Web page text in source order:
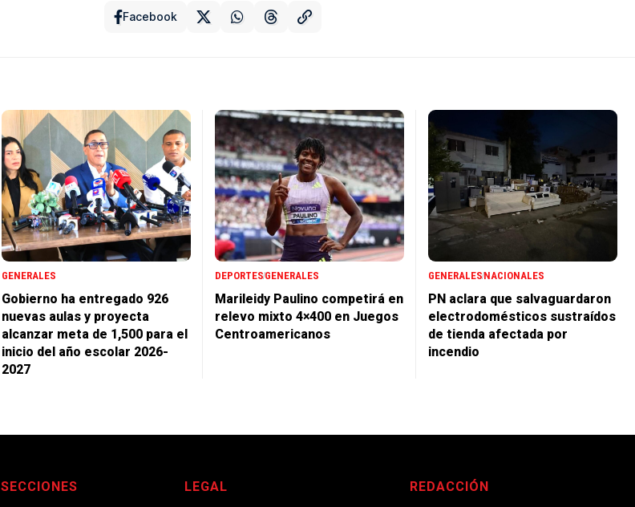
Facebook
GENERALES
Gobierno ha entregado 926
nuevas aulas y proyecta
alcanzar meta de 1,500 para el
inicio del año escolar 2026-
2027
DEPORTESGENERALES
Marileidy Paulino competirá en
relevo mixto 4×400 en Juegos
Centroamericanos
GENERALESNACIONALES
PN aclara que salvaguardaron
electrodomésticos sustraídos
de tienda afectada por
incendio
SECCIONES LEGAL REDACCIÓN